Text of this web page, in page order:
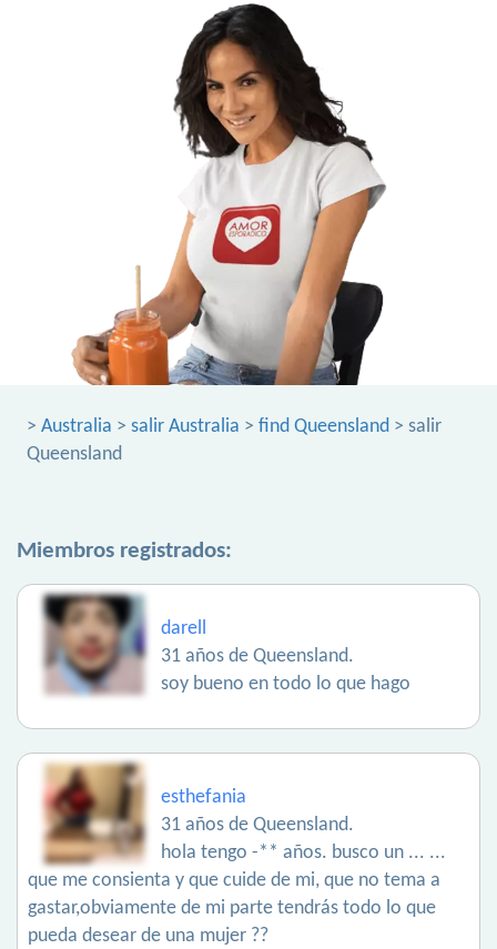
> Australia > salir Australia > find Queensland > salir
Queensland
Miembros registrados:
darell
31 años de Queensland.
soy bueno en todo lo que hago
esthefania
31 años de Queensland.
hola tengo -** años. busco un ... ...
que me consienta y que cuide de mi, que no tema a
gastar,obviamente de mi parte tendrás todo lo que
pueda desear de una mujer ??